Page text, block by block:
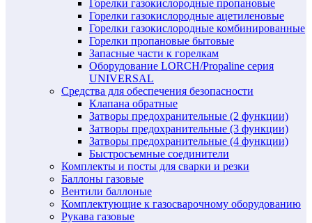
Горелки газокислородные пропановые
Горелки газокислородные ацетиленовые
Горелки газокислородные комбинированные
Горелки пропановые бытовые
Запасные части к горелкам
Оборудование LORCH/Propaline серия
UNIVERSAL
Средства для обеспечения безопасности
Клапана обратные
Затворы предохранительные (2 функции)
Затворы предохранительные (3 функции)
Затворы предохранительные (4 функции)
Быстросъемные соединители
Комплекты и посты для сварки и резки
Баллоны газовые
Вентили баллоные
Комплектующие к газосварочному оборудованию
Рукава газовые